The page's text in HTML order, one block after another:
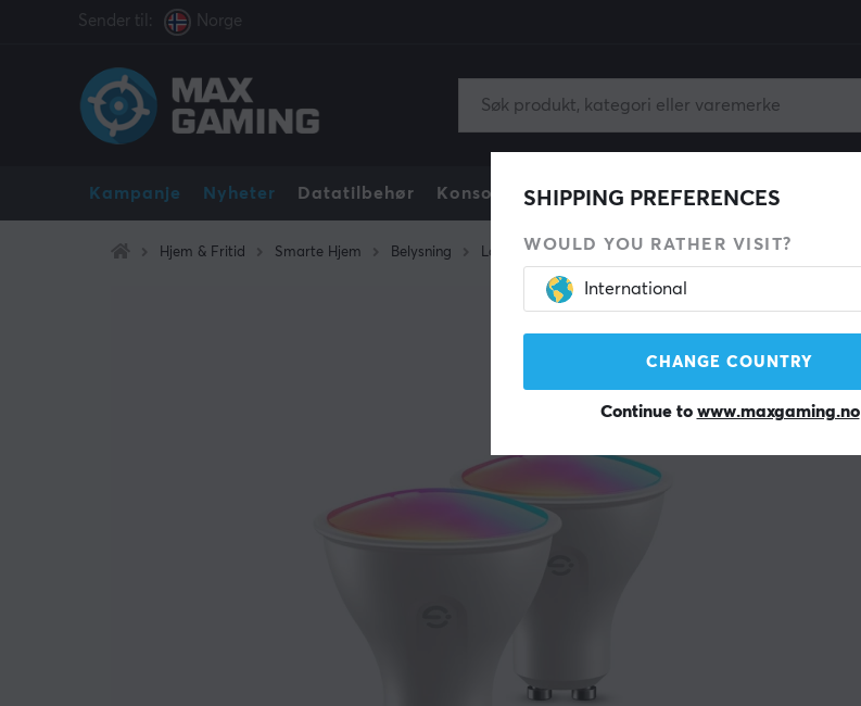
Sender til: Norge
Kampanje Nyheter Datatilbehør Konsoll Gamingstol Mobiltilbehør
SHIPPING PREFERENCES
WOULD YOU RATHER VISIT?
International
CHANGE COUNTRY
Continue to www.maxgaming.no
Hjem & Fritid Smarte Hjem Belysning Lamper